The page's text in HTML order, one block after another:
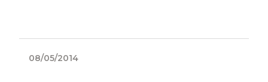
08/05/2014